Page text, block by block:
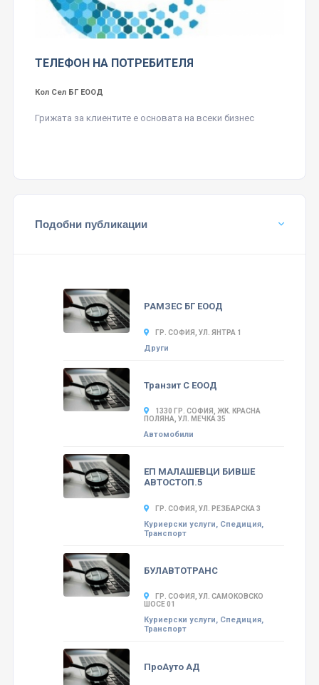
ТЕЛЕФОН НА ПОТРЕБИТЕЛЯ
Кол Сел БГ ЕООД
Грижата за клиентите е основата на всеки бизнес
Подобни публикации
РАМЗЕС БГ ЕООД
ГР. СОФИЯ, УЛ. ЯНТРА 1
Други
Транзит С ЕООД
1330 ГР. СОФИЯ, ЖК. КРАСНА
ПОЛЯНА, УЛ. МЕЧКА 35
Автомобили
ЕП МАЛАШЕВЦИ БИВШЕ
АВТОСТОП.5
ГР. СОФИЯ, УЛ. РЕЗБАРСКА 3
Куриерски услуги, Спедиция,
Транспорт
БУЛАВТОТРАНС
ГР. СОФИЯ, УЛ. САМОКОВСКО
ШОСЕ 01
Куриерски услуги, Спедиция,
Транспорт
ПроАуто АД